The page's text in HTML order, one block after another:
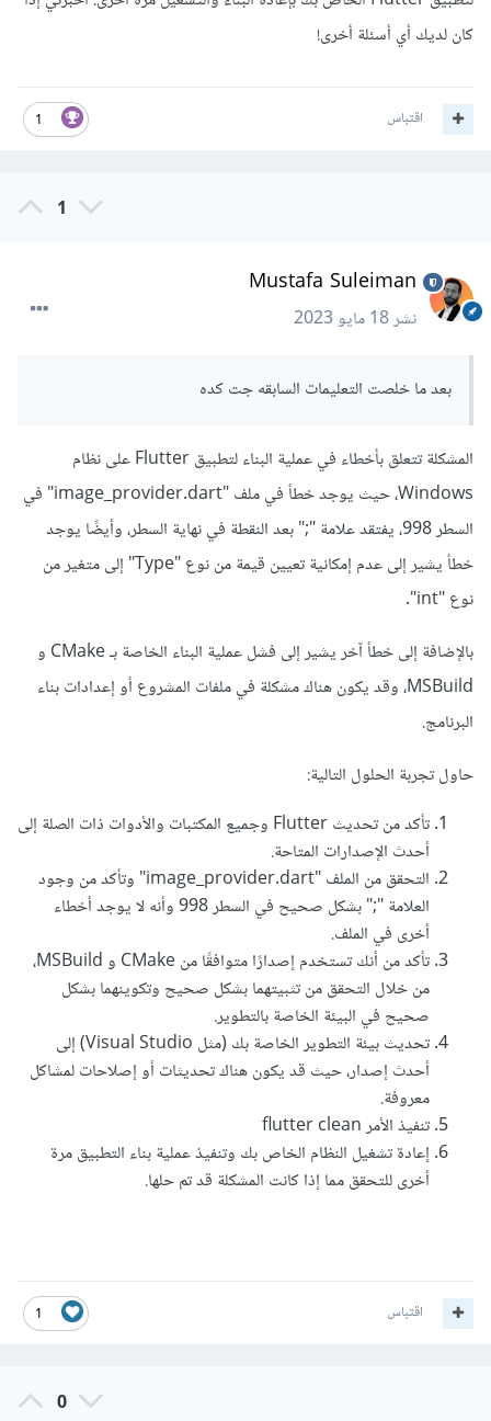
كان لديك أي أسئلة أخرى!
1 اقتباس
1
Mustafa Suleiman
نشر18 مايو 2023
بعد ما خلصت التعليمات السابقه جت كده
المشكلة تتعلق بأخطاء في عملية البناء لتطبيق Flutter على نظام
Windows، حيث يوجد خطأ في ملف "image_provider.dart" في
السطر 998، يفتقد علامة ";" بعد النقطة في نهاية السطر، وأيضًا يوجد
خطأ يشير إلى عدم إمكانية تعيين قيمة من نوع "Type" إلى متغير من
نوع "int".
بالإضافة إلى خطأ آخر يشير إلى فشل عملية البناء الخاصة بـ CMake و
MSBuild، وقد يكون هناك مشكلة في ملفات المشروع أو إعدادات بناء
البرنامج.
حاول تجربة الحلول التالية:
تأكد من تحديث Flutter وجميع المكتبات والأدوات ذات الصلة إلى
أحدث الإصدارات المتاحة.
التحقق من الملف "image_provider.dart" وتأكد من وجود
العلامة ";" بشكل صحيح في السطر 998 وأنه لا يوجد أخطاء
أخرى في الملف.
تأكد من أنك تستخدم إصدارًا متوافقًا من CMake و MSBuild،
من خلال التحقق من تثبيتهما بشكل صحيح وتكوينهما بشكل
صحيح في البيئة الخاصة بالتطوير.
تحديث بيئة التطوير الخاصة بك (مثل Visual Studio) إلى
أحدث إصدار، حيث قد يكون هناك تحديثات أو إصلاحات لمشاكل
معروفة.
تنفيذ الأمر flutter clean
إعادة تشغيل النظام الخاص بك وتنفيذ عملية بناء التطبيق مرة
أخرى للتحقق مما إذا كانت المشكلة قد تم حلها.
1 اقتباس
0